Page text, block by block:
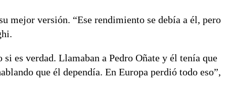
mejor versión. “Ese rendimiento se debía a él, pero
es verdad. Llamaban a Pedro Oñate y él tenía que
que él dependía. En Europa perdió todo eso”,